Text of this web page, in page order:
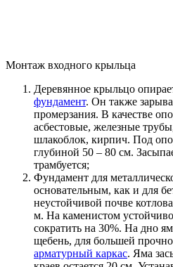
Монтаж входного крыльца
Деревянное крыльцо
фундамент. Он также
промерзания. В качестве
асбестовые, железные
шлакоблок, кирпич. Под
глубиной 50 – 80 см.
трамбуется;
Фундамент для
основательным, как и для
неустойчивой почве
м. На каменистом
сократить на 30%. На дно
щебень, для большей
арматурный каркас. Яма